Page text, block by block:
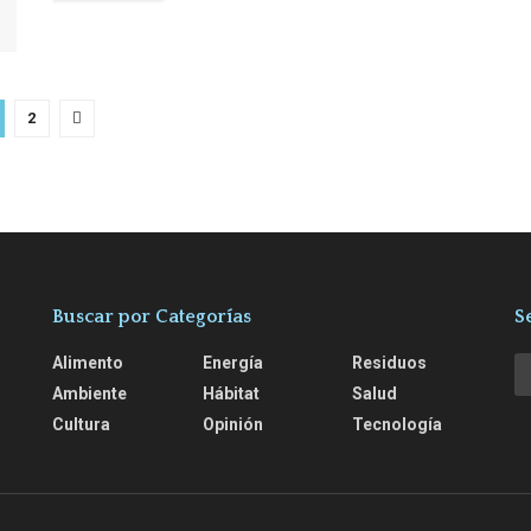
2
Buscar por Categorías
Alimento
Ambiente
Cultura
Energía
Hábitat
Opinión
Residuos
Salud
Tecnología